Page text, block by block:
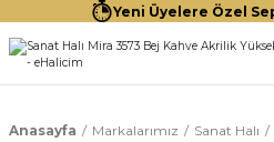
Yeni Üyelere Özel
Anasayfa Markalarımız Sanat Halı